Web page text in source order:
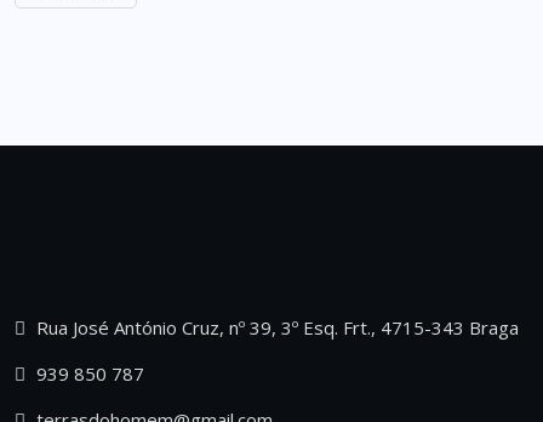
Rua José António Cruz, nº 39, 3º Esq. Frt., 4715-343 Braga
939 850 787